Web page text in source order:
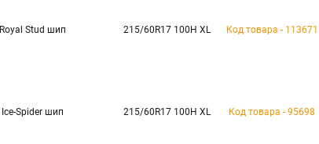
Royal Stud шип 215/60R17 100H XL Код товара - 113671
Ice-Spider шип 215/60R17 100H XL Код товара - 95698